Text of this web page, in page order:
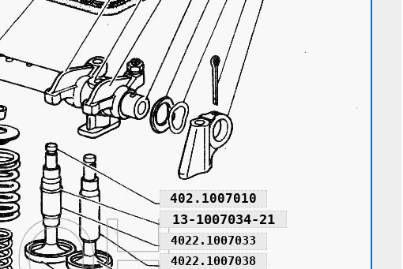
13-1007034-21
402.1007010
4022.1007033
4022.1007038